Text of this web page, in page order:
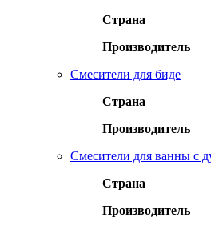
Страна
Производитель
Смесители для биде
Страна
Производитель
Смесители для ванны с
Страна
Производитель